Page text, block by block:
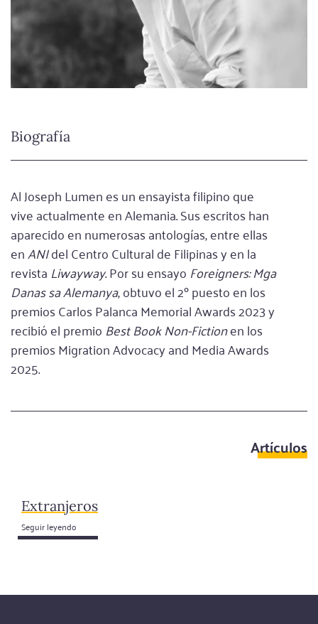
Biografía
Al Joseph Lumen es un ensayista filipino que
vive actualmente en Alemania. Sus escritos han
aparecido en numerosas antologías, entre ellas
enANIdel Centro Cultural de Filipinas y en la
revista Liwayway. Por su ensayo Foreigners: Mga
Danas sa Alemanya, obtuvo el 2º puesto en los
premios Carlos Palanca Memorial Awards 2023 y
recibió el premio Best Book Non-Fictionen los
premios Migration Advocacy and Media Awards
2025.
Artículos
Extranjeros
Seguir leyendo